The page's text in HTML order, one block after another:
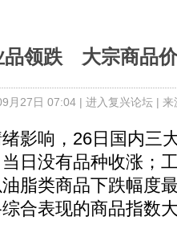
品领跌 大宗商品
月27日 07:04 | 进入复兴论坛| 来
响，26日国内三
日没有品种收涨；
脂类商品下跌幅度
合表现的商品指数